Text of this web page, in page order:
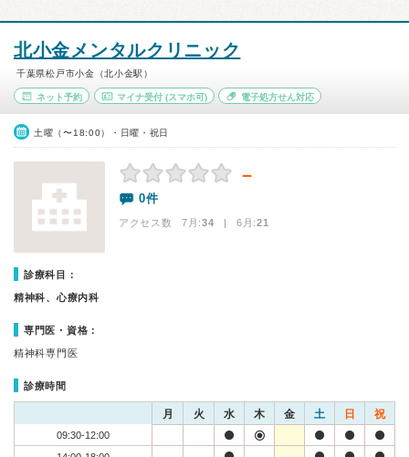
北小金メンタルクリニック
千葉県松戸市小金（北小金駅）
ネット予約 マイナ受付(スマホ可) 電子処方せん対応
土曜（〜18:00）・日曜・祝日
－
0件
アクセス数 7月:34 | 6月:21
診療科目：
精神科、心療内科
専門医・資格：
精神科専門医
診療時間
月 火 水 木 金 土 日 祝
09:30-12:00